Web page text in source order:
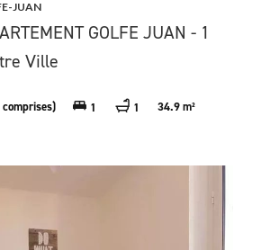
JUAN
GOLFE JUAN - 1
Ville
1 1 34.9 m²